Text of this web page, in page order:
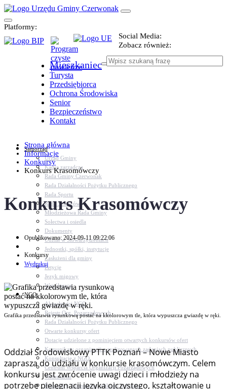
Platformy:
Social Media:
Zobacz również:
Mieszkaniec
Turysta
Przedsiębiorca
Ochrona Środowiska
Senior
Bezpieczeństwo
Kontakt
Samorząd
Urząd Gminy
Kadra zarządcza
Rada Gminy Czerwonak
Rada Działalności Pożytku Publicznego
Rada Sportu
Rada Seniorów
Młodzieżowa Rada Gminy
Sołectwa i osiedla
Dokumenty
Udział w Stowarzyszeniach
Jednostki, spółki, instytucje
Zasłużeni dla gminy
Petycje
Język migowy
Współpraca
NGO
Aktualności NGO
Rejestr Org. Pozarządowych
Rada Działalności Pożytku Publicznego
Otwarte konkursy ofert
Dotacje udzielone z pominięciem otwartych konkursów ofert
Komunikaty organizacji o realizowanych zadaniach publicznych
Konsultacje z NGO
Centrum Wsparcia Organizacji Pozarządowych
Wolontariat
Procedury, formularze, pliki do pobrania
Strona główna
Informacje
Konkursy
Konkurs Krasomówczy
Konkurs Krasomówczy
Opublikowano: 2024-09-11 09:22:06
Konkursy
Wydrukuj
Grafika przedstawia rysunkową postać na kkolorowym tle, która wypuszcza gwiazdę w ręki.
Oddział Środowiskowy PTTK Poznań – Nowe Miasto
zaprasza do udziału w konkursie krasomówczym. Celem
konkursu jest zwrócenie uwagi dzieci i młodzieży na
potrzebę pielęgnacji języka ojczystego, kształtowanie u